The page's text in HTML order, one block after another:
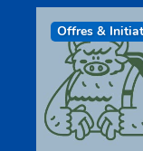
Offres &